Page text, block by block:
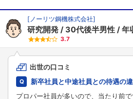
[ ノーリツ鋼機株式会社]
研究開発 30代後半男性 年
3.7
出世の口コミ
新卒社員と中途社員との待遇の
プロパー社員が多いので、当たり前